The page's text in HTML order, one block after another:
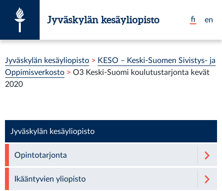
fi
en
Jyväskylän kesäyliopisto
Jyväskylän kesäyliopisto > KESO – Keski-Suomen Sivistys- ja
Oppimisverkosto > O3 Keski-Suomi koulutustarjonta kevät
2020
Jyväskylän kesäyliopisto
Opintotarjonta
Ikääntyvien yliopisto